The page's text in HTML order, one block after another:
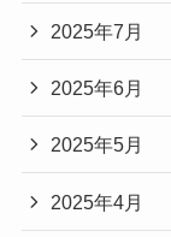
2025年7月
2025年6月
2025年5月
2025年4月